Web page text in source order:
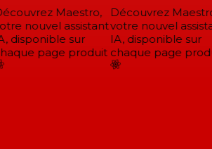
Maestro,
nouvel assistant
disponible sur
page produit
Découvrez
votre nouvel
IA, disponible sur
chaque page